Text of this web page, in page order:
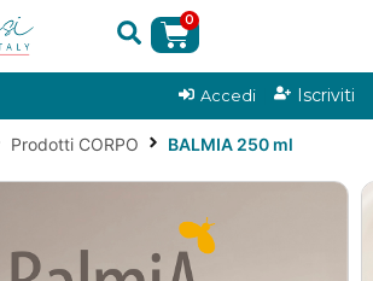
0
Accedi Iscriviti
Prodotti CORPO BALMIA 250 ml